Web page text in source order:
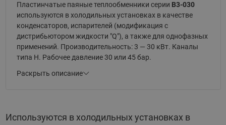
Пластинчатые паяные теплообменники серии B3-030
используются в холодильных установках в качестве
конденсаторов, испарителей (модификация с
дистрибьютором жидкости "Q"), а также для однофазных
применений. Производительность: 3 — 30 кВт. Каналы
типа H. Рабочее давление 30 или 45 бар.
Основные параметры:
Медный припой
Раскрыть описание
Используются в холодильных установках в